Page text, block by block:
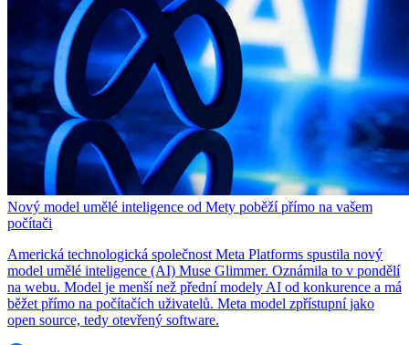
Nový model umělé inteligence od Mety poběží přímo na vašem
počítači
Americká technologická společnost Meta Platforms spustila nový
model umělé inteligence (AI) Muse Glimmer. Oznámila to v pondělí
na webu. Model je menší než přední modely AI od konkurence a má
běžet přímo na počítačích uživatelů. Meta model zpřístupní jako
open source, tedy otevřený software.